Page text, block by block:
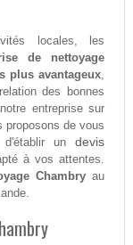
locales, les
de nettoyage
plus avantageux,
des bonnes
entreprise sur
de vous
d'établir undevis
à vos attentes.
Chambry au